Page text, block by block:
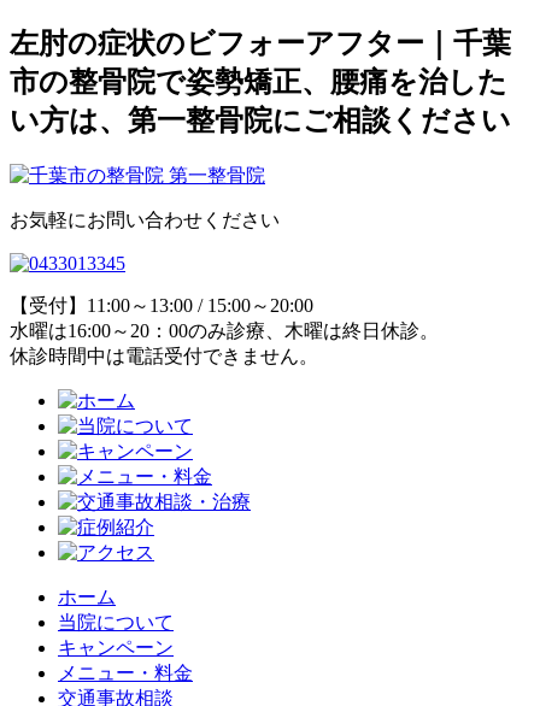
左肘の症状のビフォーアフター｜千葉
市の整骨院で姿勢矯正、腰痛を治した
い方は、第一整骨院にご相談ください
お気軽にお問い合わせください
【受付】11:00～13:00 / 15:00～20:00
水曜は16:00～20：00のみ診療、木曜は終日休診。
休診時間中は電話受付できません。
ホーム
当院について
キャンペーン
メニュー・料金
交通事故相談